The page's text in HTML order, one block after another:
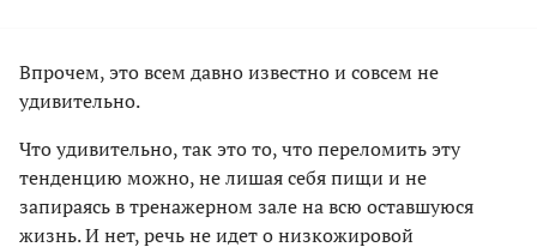
Впрочем, это всем давно известно и совсем не
удивительно.
Что удивительно, так это то, что переломить эту
тенденцию можно, не лишая себя пищи и не
запираясь в тренажерном зале на всю оставшуюся
жизнь. И нет, речь не идет о низкожировой